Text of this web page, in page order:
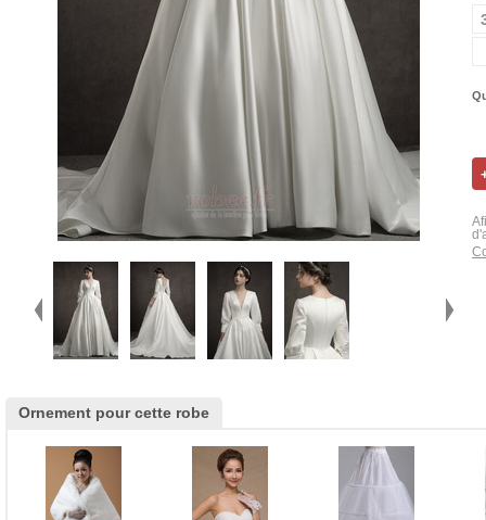
Ornement pour cette robe